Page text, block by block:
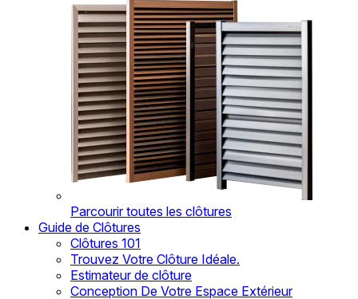
Parcourir toutes les clôtures
Guide de Clôtures
Clôtures 101
Trouvez Votre Clôture Idéale.
Estimateur de clôture
Conception De Votre Espace Extérieur